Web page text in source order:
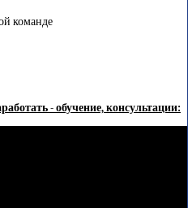
команде
- обучение, консультации: